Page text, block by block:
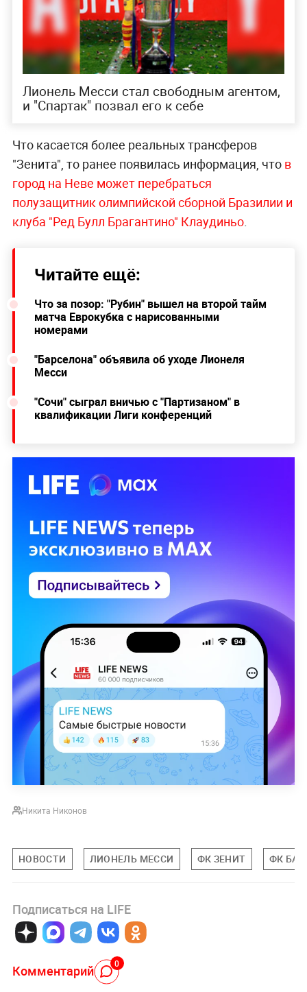
Лионель Месси стал свободным агентом,
и "Спартак" позвал его к себе
Что касается более реальных трансферов
"Зенита", то ранее появилась информация, что в
город на Неве может перебраться
полузащитник олимпийской сборной Бразилии и
клуба "Ред Булл Брагантино" Клаудиньо.
Читайте ещё:
Что за позор: "Рубин" вышел на второй тайм
матча Еврокубка с нарисованными
номерами
"Барселона" объявила об уходе Лионеля
Месси
"Сочи" сыграл вничью с "Партизаном" в
квалификации Лиги конференций
Никита Никонов
НОВОСТИ ЛИОНЕЛЬ МЕССИ ФК ЗЕНИТ ФК
Подписаться на LIFE
Комментарий 0